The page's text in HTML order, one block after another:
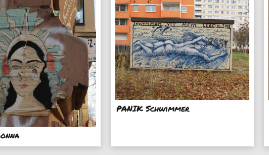
PANIK Schwimmer